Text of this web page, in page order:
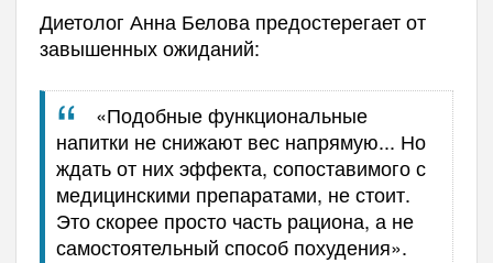
Диетолог Анна Белова предостерегает от
завышенных ожиданий:
«Подобные функциональные
напитки не снижают вес напрямую... Но
ждать от них эффекта, сопоставимого с
медицинскими препаратами, не стоит.
Это скорее просто часть рациона, а не
самостоятельный способ похудения».